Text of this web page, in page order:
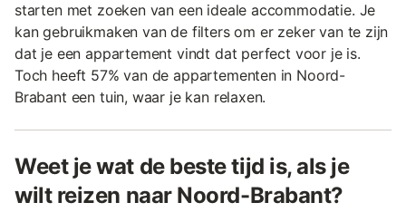
starten met zoeken van een ideale accommodatie. Je
kan gebruikmaken van de filters om er zeker van te zijn
dat je een appartement vindt dat perfect voor je is.
Toch heeft 57% van de appartementen in Noord-
Brabant een tuin, waar je kan relaxen.
Weet je wat de beste tijd is, als je
wilt reizen naar Noord-Brabant?